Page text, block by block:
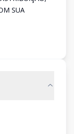
SUA